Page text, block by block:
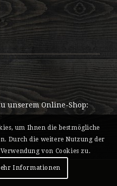
unserem Online-Shop:
um Ihnen die bestmögliche
Durch die weitere Nutzung der
von Cookies zu.
Informationen